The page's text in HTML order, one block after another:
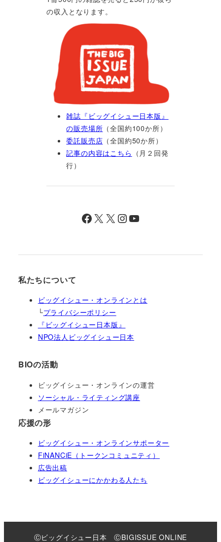
の収入となります。
雑誌『ビッグイシュー日本版』
の販売場所 （全国約100か所）
委託販売店 （全国約50か所）
記事の内容はこちら （月２回発
行）
Facebook X X InstagramYouTube
私たちについて
ビッグイシュー・オンラインとは
└プライバシーポリシー
『ビッグイシュー日本版』
NPO法人ビッグイシュー日本
BIOの活動
ビッグイシュー・オンラインの運営
ソーシャル・ライティング講座
メールマガジン
応援の形
ビッグイシュー・オンラインサポーター
FiNANCiE（トークンコミュニティ）
広告出稿
ビッグイシューにかかわる人たち
Ⓒビッグイシュー日本 ⒸBIGISSUE ONLINE